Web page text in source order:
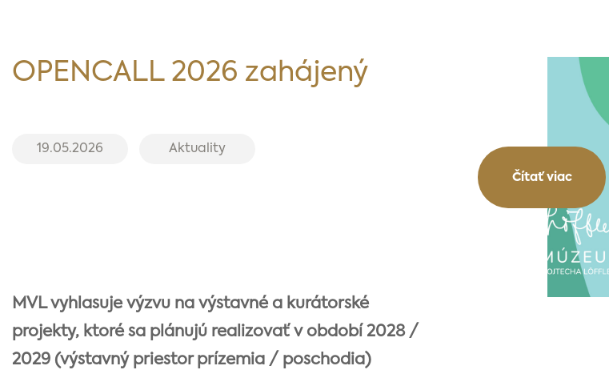
Čítať viac
OPENCALL 2026 zahájený
19.05.2026 Aktuality
MVL vyhlasuje výzvu na výstavné a kurátorské
projekty, ktoré sa plánujú realizovať v období 2028 /
2029 (výstavný priestor prízemia / poschodia)